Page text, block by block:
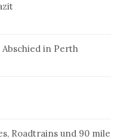
in Perth
Roadtrains und 90 mile